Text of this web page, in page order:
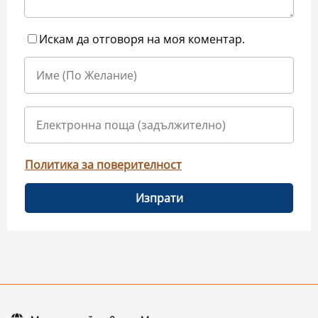
Искам да отговоря на моя коментар.
Политика за поверителност
Изпрати